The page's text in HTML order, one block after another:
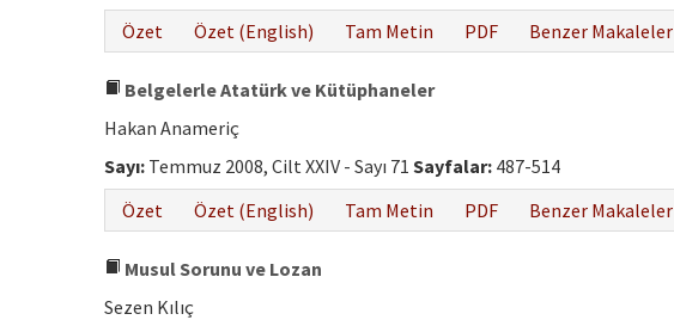
Özet
Özet (English) Tam Metin PDF Benzer Makaleler
Belgelerle Atatürk ve Kütüphaneler
Hakan Anameriç
Sayı: Temmuz 2008, Cilt XXIV - Sayı 71 Sayfalar: 487-514
Özet
Özet (English) Tam Metin PDF Benzer Makaleler
Musul Sorunu ve Lozan
Sezen Kılıç